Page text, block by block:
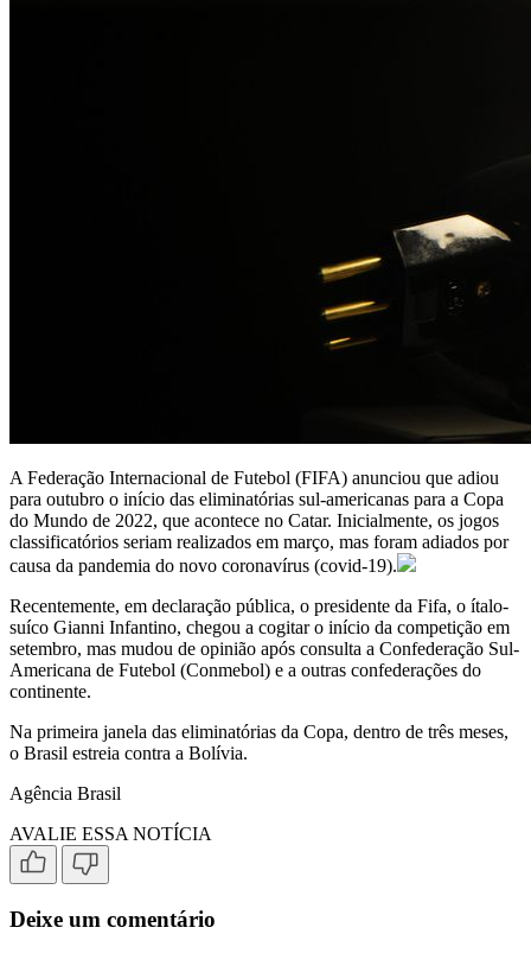
A Federação Internacional de Futebol (FIFA) anunciou que adiou
para outubro o início das eliminatórias sul-americanas para a Copa
do Mundo de 2022, que acontece no Catar. Inicialmente, os jogos
classificatórios seriam realizados em março, mas foram adiados por
causa da pandemia do novo coronavírus (covid-19).
Recentemente, em declaração pública, o presidente da Fifa, o ítalo-
suíco Gianni Infantino, chegou a cogitar o início da competição em
setembro, mas mudou de opinião após consulta a Confederação Sul-
Americana de Futebol (Conmebol) e a outras confederações do
continente.
Na primeira janela das eliminatórias da Copa, dentro de três meses,
o Brasil estreia contra a Bolívia.
Agência Brasil
AVALIE ESSA NOTÍCIA
Deixe um comentário